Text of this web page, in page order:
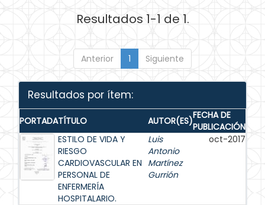
Resultados 1-1 de 1.
Anterior 1 Siguiente
Resultados por ítem:
PORTADATÍTULO AUTOR(ES)FECHA DE
PUBLICACIÓN
ESTILO DE VIDA Y
RIESGO
CARDIOVASCULAR EN
PERSONAL DE
ENFERMERÍA
HOSPITALARIO.
Luis
Antonio
Martínez
Gurrión
oct-2017